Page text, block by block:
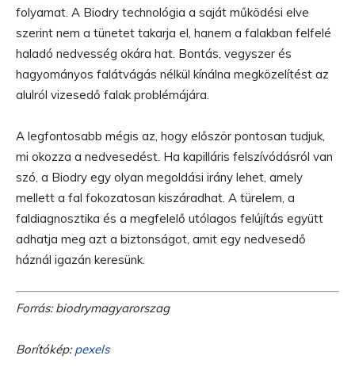
folyamat. A Biodry technológia a saját működési elve
szerint nem a tünetet takarja el, hanem a falakban felfelé
haladó nedvesség okára hat. Bontás, vegyszer és
hagyományos falátvágás nélkül kínálna megközelítést az
alulról vizesedő falak problémájára.
A legfontosabb mégis az, hogy először pontosan tudjuk,
mi okozza a nedvesedést. Ha kapilláris felszívódásról van
szó, a Biodry egy olyan megoldási irány lehet, amely
mellett a fal fokozatosan kiszáradhat. A türelem, a
faldiagnosztika és a megfelelő utólagos felújítás együtt
adhatja meg azt a biztonságot, amit egy nedvesedő
háznál igazán keresünk.
Forrás: biodrymagyarorszag
Borítókép:pexels